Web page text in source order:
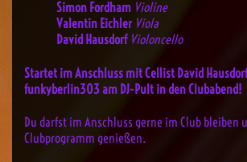
Simon Fordham Violine
Valentin Eichler Viola
David Hausdorf Violoncello
Startet im Anschluss mit Cellist David
funkyberlin303am DJ-Pult in den Clubabend!
Du darfst im Anschluss gerne im Club bleiben
Clubprogramm genießen.